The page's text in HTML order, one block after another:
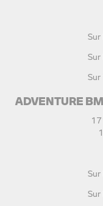
Sur
Sur
Sur
ADVENTURE
Sur
Sur